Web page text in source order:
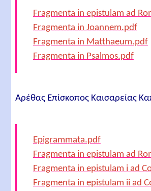
Fragmenta in epistulam ad
Fragmenta in Joannem.pdf
Fragmenta in Matthaeum.pdf
Fragmenta in Psalmos.pdf
Αρέθας Επίσκοπος Καισαρείας
Epigrammata.pdf
Fragmenta in epistulam ad
Fragmenta in epistulam i ad
Fragmenta in epistulam ii ad